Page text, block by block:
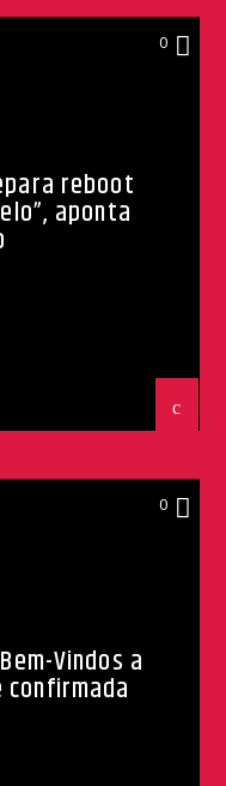
0
reboot
aponta
0
Vindos a